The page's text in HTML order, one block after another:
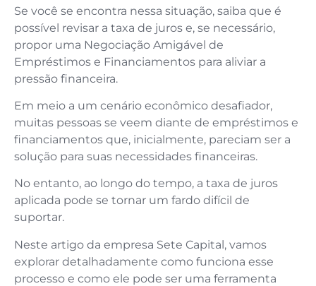
Se você se encontra nessa situação, saiba que é
possível revisar a taxa de juros e, se necessário,
propor uma Negociação Amigável de
Empréstimos e Financiamentos para aliviar a
pressão financeira.
Em meio a um cenário econômico desafiador,
muitas pessoas se veem diante de empréstimos e
financiamentos que, inicialmente, pareciam ser a
solução para suas necessidades financeiras.
No entanto, ao longo do tempo, a taxa de juros
aplicada pode se tornar um fardo difícil de
suportar.
Neste artigo da empresa Sete Capital, vamos
explorar detalhadamente como funciona esse
processo e como ele pode ser uma ferramenta